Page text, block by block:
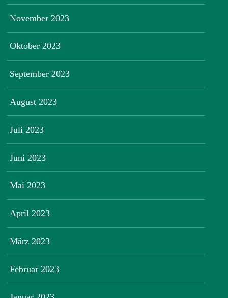
November 2023
Oktober 2023
September 2023
August 2023
Juli 2023
Juni 2023
Mai 2023
April 2023
März 2023
Februar 2023